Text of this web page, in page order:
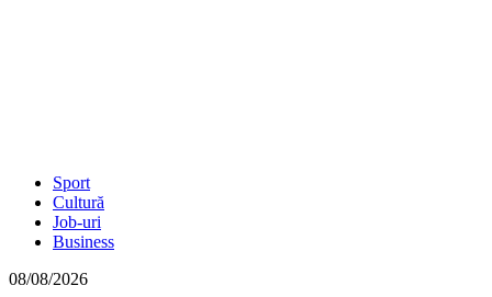
Sport
Cultură
Job-uri
Business
08/08/2026